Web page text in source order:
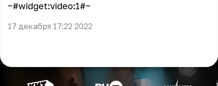
~#widget:video:1#~
17 декабря 17:22 2022